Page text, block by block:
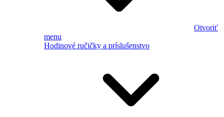
Otvoriť
menu
Hodinové ručičky a príslušenstvo